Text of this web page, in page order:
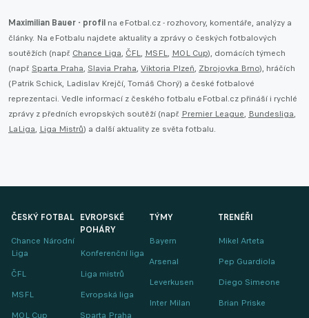
Maximilian Bauer - profil na eFotbal.cz - rozhovory, komentáře, analýzy a
články. Na eFotbalu najdete aktuality a zprávy o českých fotbalových
soutěžích (např. Chance Liga, ČFL, MSFL, MOL Cup), domácích týmech
(např. Sparta Praha, Slavia Praha, Viktoria Plzeň, Zbrojovka Brno), hráčích
(Patrik Schick, Ladislav Krejčí, Tomáš Chorý) a české fotbalové
reprezentaci. Vedle informací z českého fotbalu eFotbal.cz přináší i rychlé
zprávy z předních evropských soutěží (např. Premier League, Bundesliga,
LaLiga, Liga Mistrů) a další aktuality ze světa fotbalu.
ČESKÝ FOTBAL
Chance Národní
Liga
ČFL
MSFL
MOL Cup
EVROPSKÉ
POHÁRY
Konferenční liga
Liga mistrů
Evropská liga
Sparta Praha
TÝMY
Bayern
Arsenal
Leverkusen
Inter Milan
TRENÉŘI
Mikel Arteta
Pep Guardiola
Diego Simeone
Brian Priske